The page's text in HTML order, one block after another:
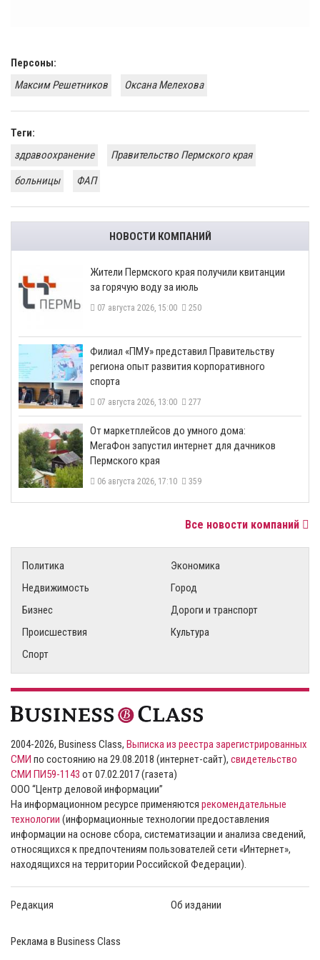
Персоны:
Максим Решетников
​Оксана Мелехова
Теги:
здравоохранение
Правительство Пермского края
больницы
ФАП
НОВОСТИ КОМПАНИЙ
​Жители Пермского края получили квитанции
за горячую воду за июль
07 августа 2026, 15:00 250
​Филиал «ПМУ» представил Правительству
региона опыт развития корпоративного
спорта
07 августа 2026, 13:00 277
От маркетплейсов до умного дома:
МегаФон запустил интернет для дачников
Пермского края
06 августа 2026, 17:10 359
Все новости компаний
Политика
Экономика
Недвижимость
Город
Бизнес
Дороги и транспорт
Происшествия
Культура
Спорт
2004-2026, Business Class, Выписка из реестра зарегистрированных
СМИ по состоянию на 29.08.2018 (интернет-сайт), свидетельство
СМИ ПИ59-1143 от 07.02.2017 (газета)
ООО “Центр деловой информации”
На информационном ресурсе применяются рекомендательные
технологии (информационные технологии предоставления
информации на основе сбора, систематизации и анализа сведений,
относящихся к предпочтениям пользователей сети «Интернет»,
находящихся на территории Российской Федерации).
Редакция Об издании
Реклама в Business Class